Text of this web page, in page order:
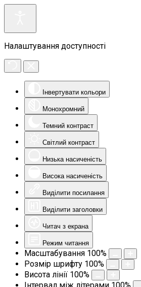
Налаштування доступності
Інвертувати кольори
Монохромний
Темний контраст
Світлий контраст
Низька насиченість
Висока насиченість
Виділити посилання
Виділити заголовки
Читач з екрана
Режим читання
Масштабування 100%
Розмір шрифту 100%
Висота лінії 100%